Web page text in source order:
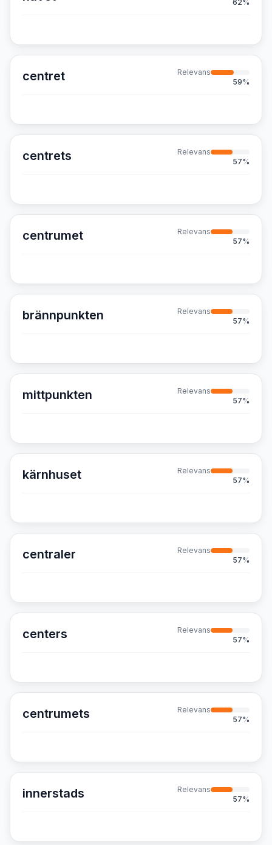
62%
centret
Relevans
59%
centrets
Relevans
57%
centrumet
Relevans
57%
brännpunkten
Relevans
57%
mittpunkten
Relevans
57%
kärnhuset
Relevans
57%
centraler
Relevans
57%
centers
Relevans
57%
centrumets
Relevans
57%
innerstads
Relevans
57%